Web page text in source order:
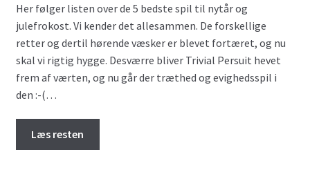
Her følger listen over de 5 bedste spil til nytår og
julefrokost. Vi kender det allesammen. De forskellige
retter og dertil hørende væsker er blevet fortæret, og nu
skal vi rigtig hygge. Desværre bliver Trivial Persuit hevet
frem af værten, og nu går der træthed og evighedsspil i
den :-(…
Læs resten